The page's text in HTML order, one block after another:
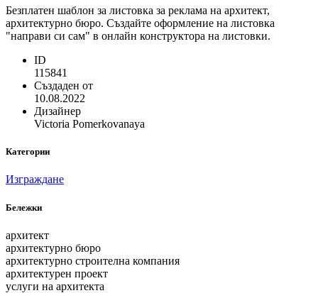
Безплатен шаблон за листовка за реклама на архитект,
архитектурно бюро. Създайте оформление на листовка
"направи си сам" в онлайн конструктора на листовки.
ID
115841
Създаден от
10.08.2022
Дизайнер
Victoria Pomerkovanaya
Категории
Изграждане
Бележки
архитект
архитектурно бюро
архитектурно строителна компания
архитектурен проект
услуги на архитекта